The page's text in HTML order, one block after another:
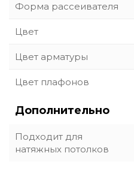
Форма рассеивателя
Цвет
Цвет арматуры
Цвет плафонов
Дополнительно
Подходит для
натяжных потолков